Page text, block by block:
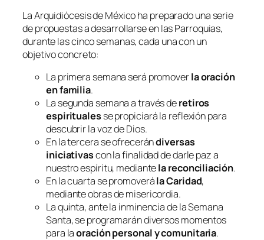
La Arquidiócesis de México ha preparado una serie
de propuestas a desarrollarse en las Parroquias,
durante las cinco semanas, cada una con un
objetivo concreto:
La primera semana será promoverla oración
en familia.
La segunda semana a través deretiros
espirituales se propiciará la reflexión para
descubrir la voz de Dios.
En la tercera se ofrecerándiversas
iniciativascon la finalidad de darle paz a
nuestro espíritu, mediantela reconciliación.
En la cuarta se promoverála Caridad,
mediante obras de misericordia.
La quinta, ante la inminencia de la Semana
Santa, se programarán diversos momentos
para laoración personal y comunitaria.